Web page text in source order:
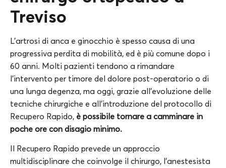
Treviso
L’artrosi di anca e ginocchio è spesso causa di una
progressiva perdita di mobilità, ed è più comune dopo i
60 anni. Molti pazienti tendono a rimandare
l’intervento per timore del dolore post-operatorio o di
una lunga degenza, ma oggi, grazie all’evoluzione delle
tecniche chirurgiche e all’introduzione del protocollo di
Recupero Rapido, è possibile tornare a camminare in
poche ore con disagio minimo.
Il Recupero Rapido prevede un approccio
multidisciplinare che coinvolge il chirurgo, l’anestesista